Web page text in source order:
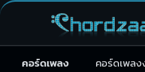
คอร์ดเพลง คอร์ดเพลง